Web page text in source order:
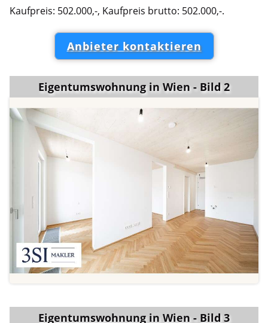
Kaufpreis: 502.000,-, Kaufpreis brutto: 502.000,-.
Anbieter kontaktieren
Eigentumswohnung in Wien - Bild 2
Eigentumswohnung in Wien - Bild 3